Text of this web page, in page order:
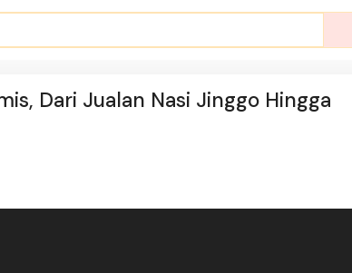
Dari Jualan Nasi Jinggo Hingga